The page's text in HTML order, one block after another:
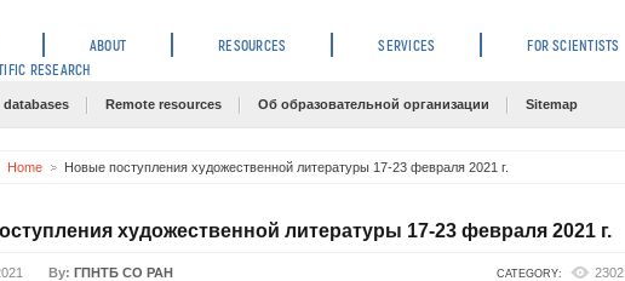
ABOUT RESOURCES SERVICES FOR SCIENTISTS
RESEARCH
Remote resources Об образовательной организации Sitemap
Home Новые поступления художественной литературы 17-23 февраля 2021 г.
художественной литературы 17-23 февраля 2021 г.
By: ГПНТБ СО РАН CATEGORY: 2302